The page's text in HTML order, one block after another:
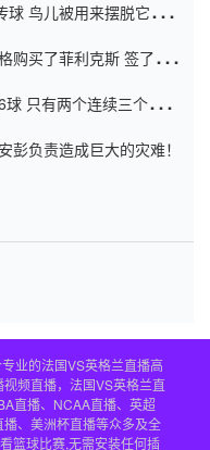
球 鸟儿被用来摆脱它
购买了菲利克斯 签了7年
只有两个连续三个连续
负责造成巨大的灾难！
业的法国VS英格兰直播高
频直播，法国VS英格兰直
直播、NCAA直播、英超
、美洲杯直播等众多及全
篮球比赛,无需安装任何插